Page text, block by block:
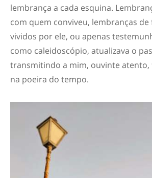
lembrança a cada esquina.
com quem conviveu, lembranças
vividos por ele, ou apenas
como caleidoscópio, atualizava o
transmitindo a mim, ouvinte atento,
na poeira do tempo.